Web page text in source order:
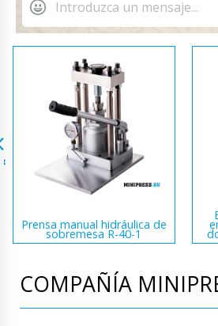
Prensa manual hidráulica de
sobremesa R-40-1
COMPAÑÍA